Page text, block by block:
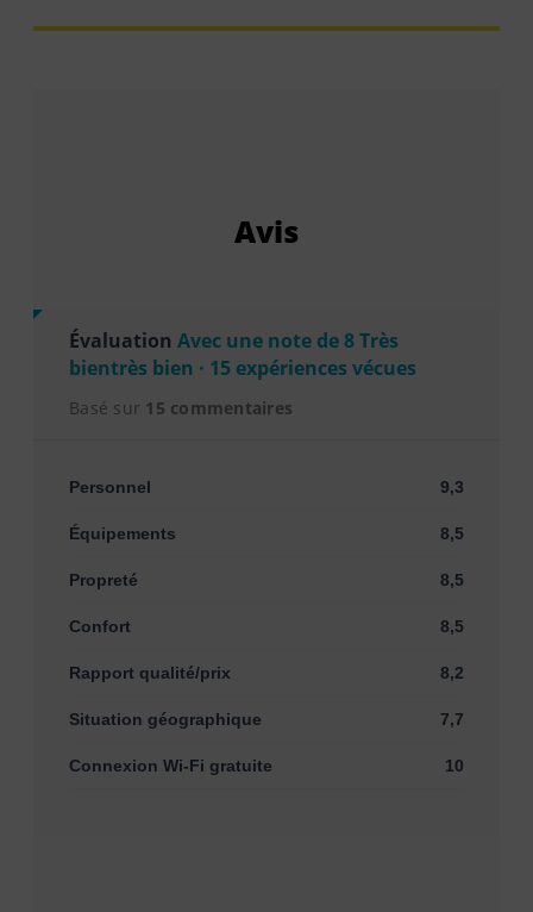
Avis
Évaluation Avec une note de 8 Très
bientrès bien · 15 expériences vécues
Basé sur 15 commentaires
Personnel 9,3
Équipements 8,5
Propreté 8,5
Confort 8,5
Rapport qualité/prix 8,2
Situation géographique 7,7
Connexion Wi-Fi gratuite 10